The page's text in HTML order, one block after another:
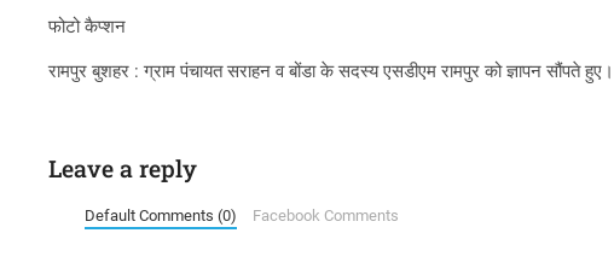
फोटो कैप्शन
रामपुर बुशहर : ग्राम पंचायत सराहन व बोंडा के सदस्य एसडीएम रामपुर को ज्ञापन सौंपते हुए।
Leave a reply
Default Comments (0) Facebook Comments